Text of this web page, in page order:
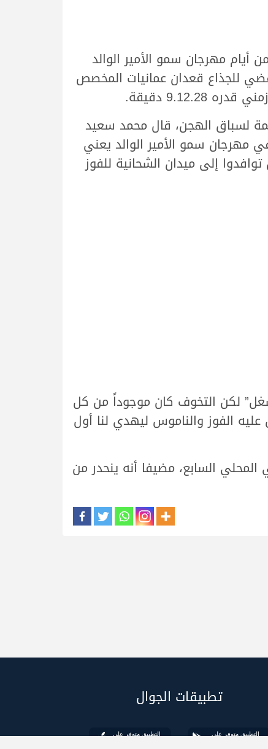
أيام مهرجان سمو الأمير الوالد
2022، بعدما حقق الفوز بالخنجر الفضي للجذاع قعدان عمانيات المخصص
دقيقة.
لسباق الهجن، قال محمد سعيد
مهرجان سمو الأمير الوالد يعني
إلى ميدان الشحانية للفوز
لكن التخوف كان موجوداً من كل
الفوز والناموس ليهدي لنا أول
السابع، مضيفا أنه ينحدر من
تطبيقات الجوال